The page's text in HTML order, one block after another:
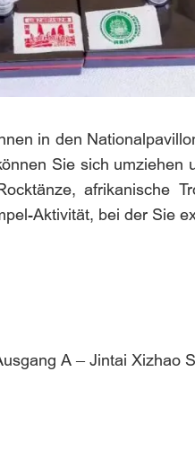
in den
Sie sich
afrikanische
Aktivität, bei der Sie
A – Jintai Xizhao